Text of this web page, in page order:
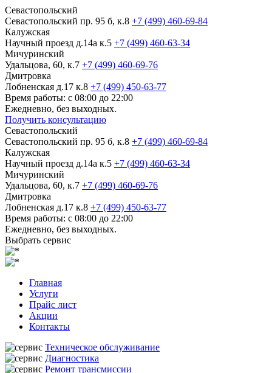
Севастопольский
Севастопольский пр. 95 б, к.8 +7 (499) 460-69-84
Калужская
Научный проезд д.14а к.5 +7 (499) 460-63-34
Мичуринский
Удальцова, 60, к.7 +7 (499) 460-69-76
Дмитровка
Лобненская д.17 к.8 +7 (499) 450-63-77
Время работы: с 08:00 до 22:00
Ежедневно, без выходных.
Получить консультацию
Севастопольский
Севастопольский пр. 95 б, к.8 +7 (499) 460-69-84
Калужская
Научный проезд д.14а к.5 +7 (499) 460-63-34
Мичуринский
Удальцова, 60, к.7 +7 (499) 460-69-76
Дмитровка
Лобненская д.17 к.8 +7 (499) 450-63-77
Время работы: с 08:00 до 22:00
Ежедневно, без выходных.
Выбрать сервис
Главная
Услуги
Прайс лист
Акции
Контакты
Техническое обслуживание
Диагностика
Ремонт трансмиссии